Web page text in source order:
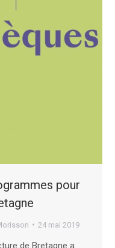
pour
24 mai 2019
de Bretagne a